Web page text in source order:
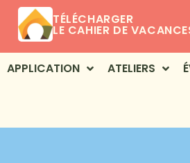
TÉLÉCHARGER
LE CAHIER DE
APPLICATION ATELIERS